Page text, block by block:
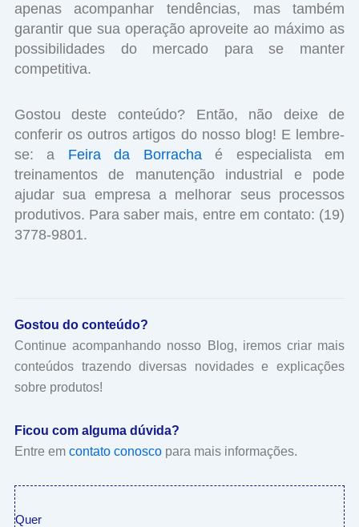
apenas acompanhar tendências, mas também
garantir que sua operação aproveite ao máximo as
possibilidades do mercado para se manter
competitiva.
Gostou deste conteúdo? Então, não deixe de
conferir os outros artigos do nosso blog! E lembre-
se: a Feira da Borrachaé especialista em
treinamentos de manutenção industrial e pode
ajudar sua empresa a melhorar seus processos
produtivos. Para saber mais, entre em contato: (19)
3778-9801.
Gostou do conteúdo?
Continue acompanhando nosso Blog, iremos criar mais
conteúdos trazendo diversas novidades e explicações
sobre produtos!
Ficou com alguma dúvida?
Entre em contato conoscopara mais informações.
Quer